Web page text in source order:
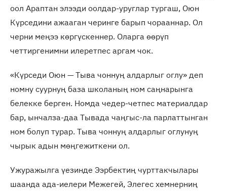
оол Араптан элээди оолдар-уруглар тургаш, Оюн
Күрседини ажааган черинге барып чорааннар. Ол
черни меңээ көргүскеннер. Оларга өөрүп
четтиргенимни илеретпес аргам чок.
«Күрседи Оюн — Тыва чоннуң алдарлыг оглу» деп
номну суурнуң база школаның ном саңнарынга
белекке берген. Номда чедер-четпес материалдар
бар, ынчалза-даа Тывада чаңгыс-ла парлаттынган
ном болуп турар. Тыва чоннуң алдарлыг оглунуң
чырык адын мөңгежиткени ол.
Ужуражылга үезинде Ээрбектиң чурттакчылары
шаанда ада-иелери Межегей, Элегес хемнерниң